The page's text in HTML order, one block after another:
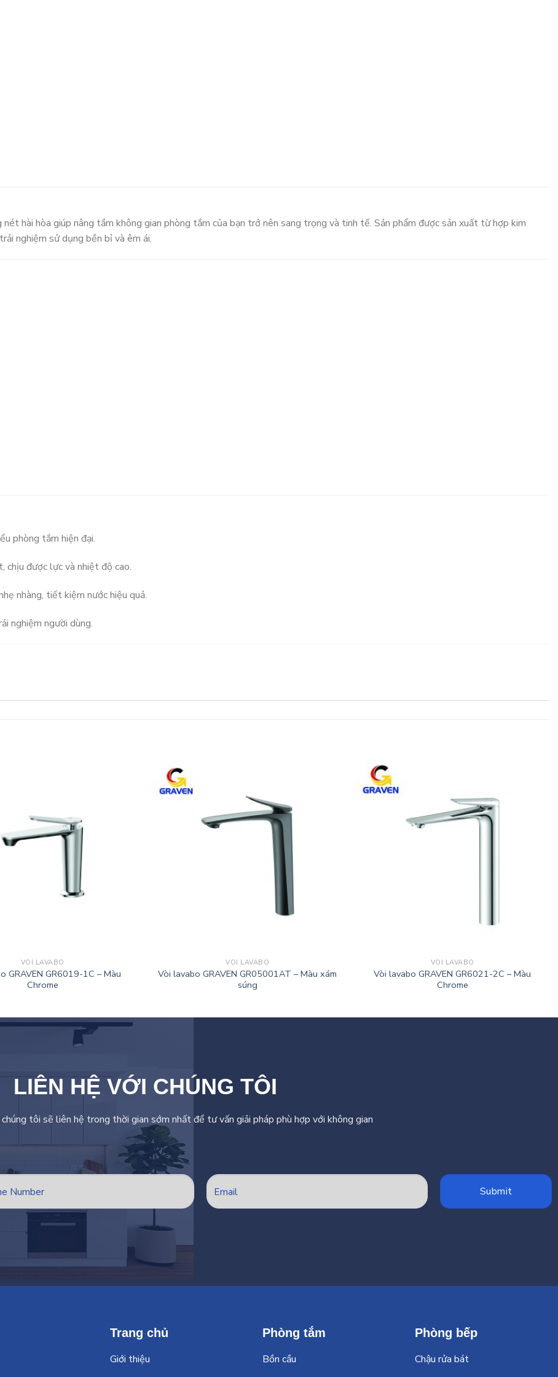
hài hòa giúp nâng tầm không gian phòng tắm của bạn trở nên sang trọng và tinh tế. Sản phẩm được sản xuất từ hợp kim
nghiệm sử dụng bền bỉ và êm ái.
phòng tắm hiện đại.
chịu được lực và nhiệt độ cao.
nhàng, tiết kiệm nước hiệu quả.
nghiệm người dùng.
VÒI LAVABO
GRAVEN GR6019-1C – Màu
Chrome
VÒI LAVABO
Vòi lavabo GRAVEN GR05001AT – Màu xám
súng
VÒI LAVABO
Vòi lavabo GRAVEN GR6021-2C – Màu
Chrome
LIÊN HỆ VỚI CHÚNG TÔI
tôi sẽ liên hệ trong thời gian sớm nhất để tư vấn giải pháp phù hợp với không gian
Trang chủ
Giới thiệu
Phòng tắm
Bồn cầu
Phòng bếp
Chậu rửa bát